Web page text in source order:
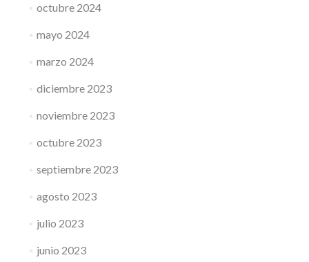
octubre 2024
mayo 2024
marzo 2024
diciembre 2023
noviembre 2023
octubre 2023
septiembre 2023
agosto 2023
julio 2023
junio 2023